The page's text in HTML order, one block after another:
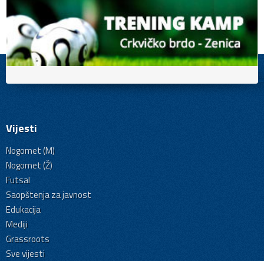
Vijesti
Nogomet (M)
Nogomet (Ž)
Futsal
Saopštenja za javnost
Edukacija
Mediji
Grassroots
Sve vijesti